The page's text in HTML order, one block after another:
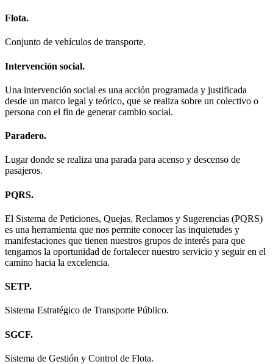
Flota.
Conjunto de vehículos de transporte.
Intervención social.
Una intervención social es una acción programada y justificada
desde un marco legal y teórico, que se realiza sobre un colectivo o
persona con el fin de generar cambio social.
Paradero.
Lugar donde se realiza una parada para acenso y descenso de
pasajeros.
PQRS.
El Sistema de Peticiones, Quejas, Reclamos y Sugerencias (PQRS)
es una herramienta que nos permite conocer las inquietudes y
manifestaciones que tienen nuestros grupos de interés para que
tengamos la oportunidad de fortalecer nuestro servicio y seguir en el
camino hacia la excelencia.
SETP.
Sistema Estratégico de Transporte Público.
SGCF.
Sistema de Gestión y Control de Flota.